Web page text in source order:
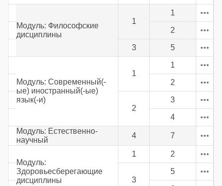
Модуль: Философские
дисциплины
1
1
2
3 5
Модуль: Современный(-
ые) иностранный(-ые)
язык(-и)
1
1
2
2
3
4
Модуль: Естественно-
научный
4 7
Модуль:
Здоровьесберегающие
дисциплины
1 2
3
5